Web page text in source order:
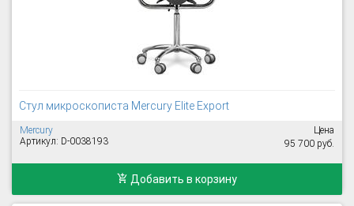
Стул микроскописта Mercury Elite Export
Mercury
Артикул: D-0038193
Цена
95 700 руб.
Добавить в корзину